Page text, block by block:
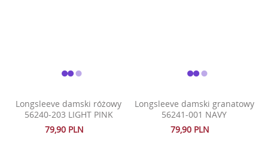
Longsleeve damski różowy
56240-203 LIGHT PINK
79,90 PLN
Longsleeve damski granatowy
56241-001 NAVY
79,90 PLN